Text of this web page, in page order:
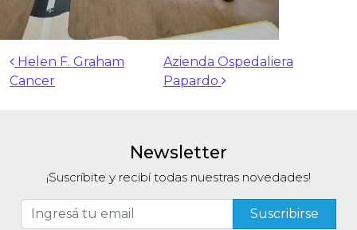
Navegación de entradas
Helen F. Graham
Cancer
Azienda Ospedaliera
Papardo
Newsletter
¡Suscríbite y recibí todas nuestras novedades!